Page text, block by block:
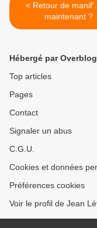
< Retour de manif'....Et
maintenant ?
Hébergé par Overblog
Top articles
Pages
Contact
Signaler un abus
C.G.U.
Cookies et données
Préférences cookies
Voir le profil de Jean